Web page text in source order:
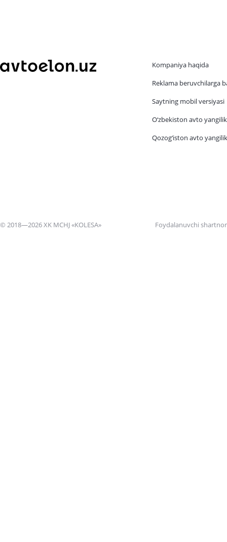
Kompaniya haqida
Reklama beruvchilarga
Saytning mobil versiyasi
O‘zbekiston avto
Qozog‘iston avto
© 2018—2026 XK MCHJ «KOLESA» Foydalanuvchi